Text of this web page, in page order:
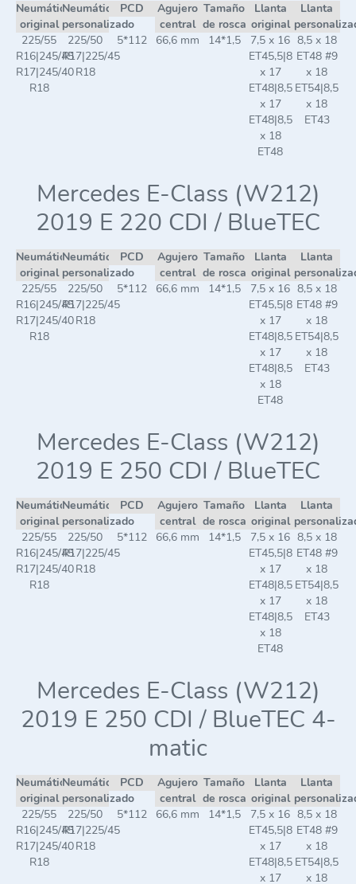
Neumático
original
Neumático
personalizado
PCD
Agujero
central
Tamaño
de rosca
Llanta
original
Llanta
225/55
R16|245/45
R17|245/40
R18
225/50
R17|225/45
R18
5*112 66,6 mm 14*1,5
7,5 x 16
ET45,5|8
x 17
ET48|8,5
x 17
ET48|8,5
x 18
ET48
8,5 x 18
ET48 #9
x 18
ET54|8,5
x 18
ET43
Mercedes E-Class (W212)
2019 E 220 CDI / BlueTEC
Neumático
original
Neumático
personalizado
PCD
Agujero
central
Tamaño
de rosca
Llanta
original
Llanta
225/55
R16|245/45
R17|245/40
R18
225/50
R17|225/45
R18
5*112 66,6 mm 14*1,5
7,5 x 16
ET45,5|8
x 17
ET48|8,5
x 17
ET48|8,5
x 18
ET48
8,5 x 18
ET48 #9
x 18
ET54|8,5
x 18
ET43
Mercedes E-Class (W212)
2019 E 250 CDI / BlueTEC
Neumático
original
Neumático
personalizado
PCD
Agujero
central
Tamaño
de rosca
Llanta
original
Llanta
225/55
R16|245/45
R17|245/40
R18
225/50
R17|225/45
R18
5*112 66,6 mm 14*1,5
7,5 x 16
ET45,5|8
x 17
ET48|8,5
x 17
ET48|8,5
x 18
ET48
8,5 x 18
ET48 #9
x 18
ET54|8,5
x 18
ET43
Mercedes E-Class (W212)
2019 E 250 CDI / BlueTEC 4-
matic
Neumático
original
Neumático
personalizado
PCD
Agujero
central
Tamaño
de rosca
Llanta
original
Llanta
225/55
R16|245/45
R17|245/40
R18
225/50
R17|225/45
R18
5*112 66,6 mm 14*1,5
7,5 x 16
ET45,5|8
x 17
ET48|8,5
x 17
8,5 x 18
ET48 #9
x 18
ET54|8,5
x 18